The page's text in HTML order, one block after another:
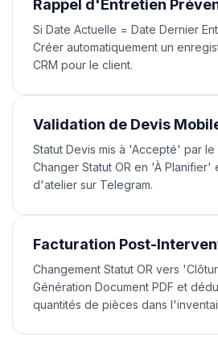
Rappel d'Entretien
Si Date Actuelle = Date Dernier
Créer automatiquement un
CRM pour le client.
Validation de Devis
Statut Devis mis à 'Accepté' par
Changer Statut OR en 'À
d'atelier sur Telegram.
Facturation Post-
Changement Statut OR vers
Génération Document PDF et
quantités de pièces dans